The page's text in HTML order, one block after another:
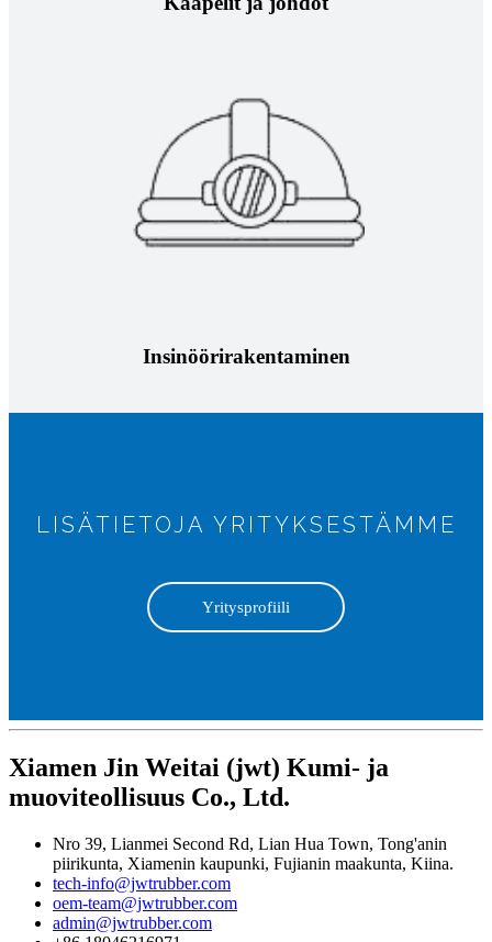
Insinöörirakentaminen
LISÄTIETOJA YRITYKSESTÄMME
Yritysprofiili
Xiamen Jin Weitai (jwt) Kumi- ja
muoviteollisuus Co., Ltd.
Nro 39, Lianmei Second Rd, Lian Hua Town, Tong'anin
piirikunta, Xiamenin kaupunki, Fujianin maakunta, Kiina.
tech-info@jwtrubber.com
oem-team@jwtrubber.com
admin@jwtrubber.com